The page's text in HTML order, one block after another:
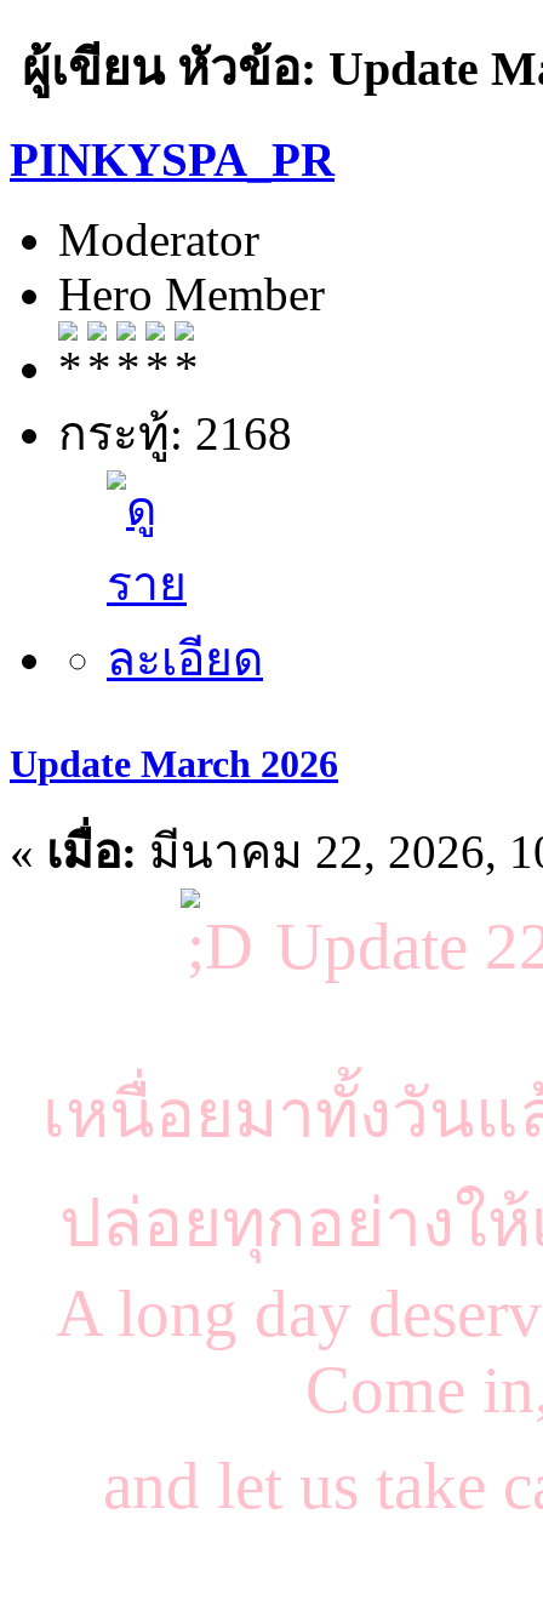
ผู้เขียนหัวข้อ: Update
PINKYSPA_PR
Moderator
Hero Member
กระทู้: 2168
Update March 2026
« เมื่อ: มีนาคม 22, 2026,
Update
เหนื่อยมาทั้งวัน
ปล่อยทุกอย่าง
A long day
Come
and let us take